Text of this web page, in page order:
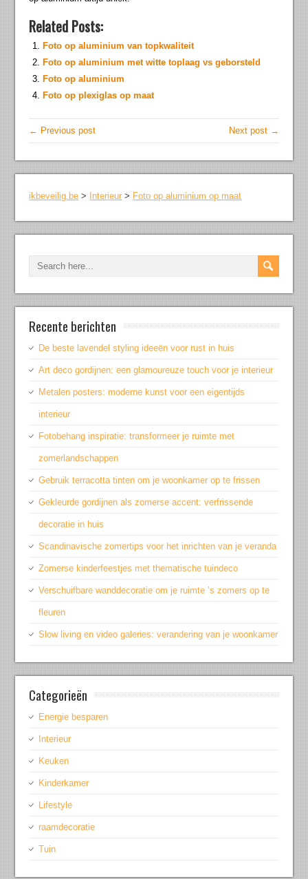
Related Posts:
Foto op aluminium van topkwaliteit
Foto op aluminium met witte toplaag vs geborsteld
Foto op aluminium
Foto op plexiglas op maat
← Previous post Next post →
ikbeveilig.be > Interieur > Foto op aluminium op maat
Recente berichten
De beste lavendel styling ideeën voor rust in huis
Art deco gordijnen: een glamoureuze touch voor je interieur
Metalen posters: moderne kunst voor een eigentijds
interieur
Fotobehang inspiratie: transformeer je ruimte met
zomerlandschappen
Gebruik terracotta tinten om je woonkamer op te frissen
Gekleurde gordijnen als zomerse accent: verfrissende
decoratie in huis
Scandinavische zomertips voor het inrichten van je veranda
Zomerse kinderfeestjes met thematische tuindeco
Verschuifbare wanddecoratie om je ruimte ’s zomers op te
fleuren
Slow living en video galeries: verandering van je woonkamer
Categorieën
Energie besparen
Interieur
Keuken
Kinderkamer
Lifestyle
raamdecoratie
Tuin